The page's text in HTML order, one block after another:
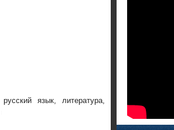
русский язык, литература,